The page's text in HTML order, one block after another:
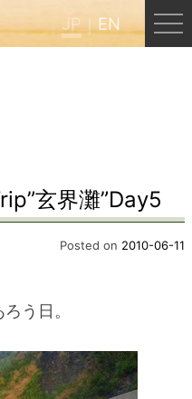
JP EN
玄界灘”Day5
Posted on 2010-06-11
う日。